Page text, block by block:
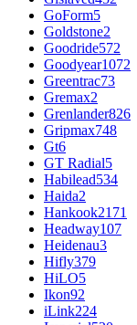
GoForm5
Goldstone2
Goodride572
Goodyear1072
Greentrac73
Gremax2
Grenlander826
Gripmax748
Gt6
GT Radial5
Habilead534
Haida2
Hankook2171
Headway107
Heidenau3
Hifly379
HiLO5
Ikon92
iLink224